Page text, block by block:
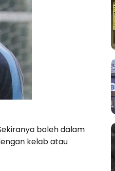
boleh dalam
kelab atau